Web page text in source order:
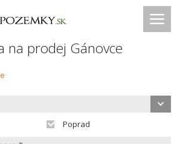
na prodej Gánovce
Poprad